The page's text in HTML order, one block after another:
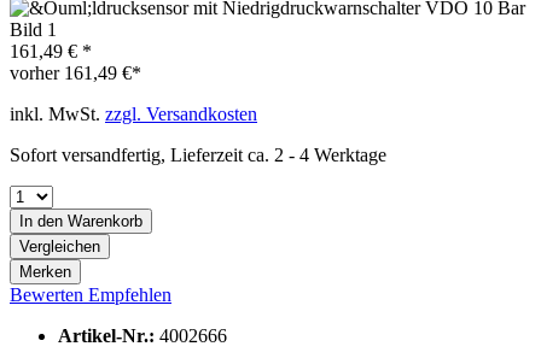
161,49 € *
vorher 161,49 €*
inkl. MwSt. zzgl. Versandkosten
Sofort versandfertig, Lieferzeit ca. 2 - 4 Werktage
In den Warenkorb
Vergleichen
Merken
Bewerten Empfehlen
Artikel-Nr.: 4002666